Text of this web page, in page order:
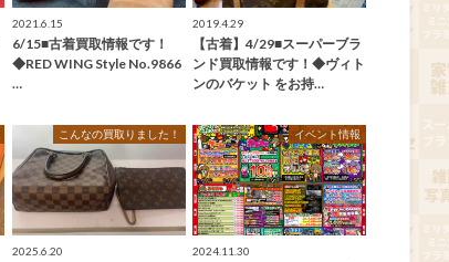
2021.6.15
6/15■古着買取情報です！
◆RED WING Style No.9866
…
2019.4.29
【古着】4/29■スーパーブラ
ンド買取情報です！◆ヴィト
ンのバケット をお持…
こんなの買取りました！
2025.6.20
イベント情報
2024.11.30